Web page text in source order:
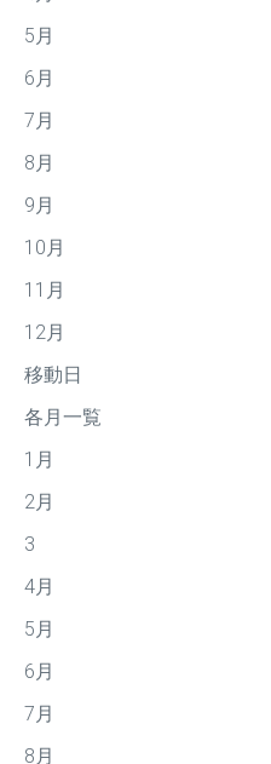
5月
6月
7月
8月
9月
10月
11月
12月
移動日
各月一覧
1月
2月
3
4月
5月
6月
7月
8月